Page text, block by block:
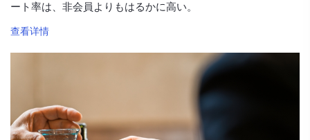
ート率は、非会員よりもはるかに高い。
查看详情